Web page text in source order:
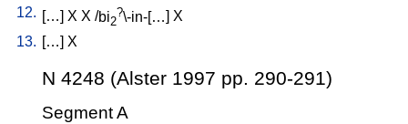
12. … X X /bi2
?\-in-[… X
13. […] X
N 4248 (Alster 1997 pp. 290-291)
Segment A